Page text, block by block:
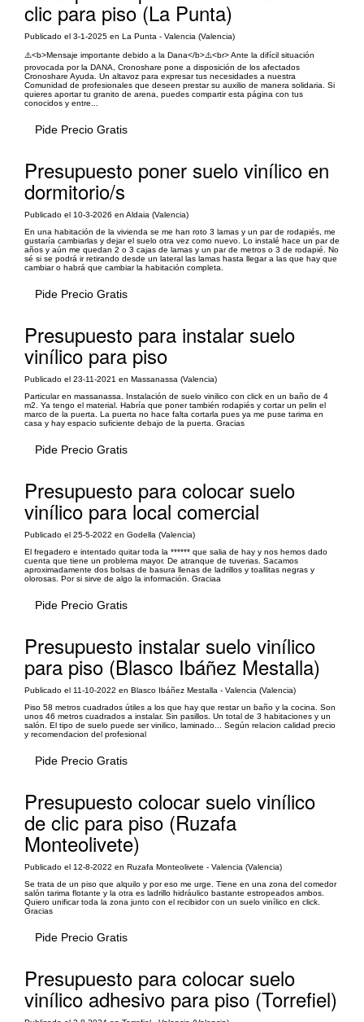
clic para piso (La Punta)
Publicado el 3-1-2025 en La Punta - Valencia (Valencia)
⚠️<b>Mensaje importante debido a la Dana</b>⚠️<br> Ante la difícil situación
provocada por la DANA, Cronoshare pone a disposición de los afectados
Cronoshare Ayuda. Un altavoz para expresar tus necesidades a nuestra
Comunidad de profesionales que deseen prestar su auxilio de manera solidaria. Si
quieres aportar tu granito de arena, puedes compartir esta página con tus
conocidos y entre...
Pide Precio Gratis
Presupuesto poner suelo vinílico en
dormitorio/s
Publicado el 10-3-2026 en Aldaia (Valencia)
En una habitación de la vivienda se me han roto 3 lamas y un par de rodapiés, me
gustaría cambiarlas y dejar el suelo otra vez como nuevo. Lo instalé hace un par de
años y aún me quedan 2 o 3 cajas de lamas y un par de metros o 3 de rodapié. No
sé si se podrá ir retirando desde un lateral las lamas hasta llegar a las que hay que
cambiar o habrá que cambiar la habitación completa.
Pide Precio Gratis
Presupuesto para instalar suelo
vinílico para piso
Publicado el 23-11-2021 en Massanassa (Valencia)
Particular en massanassa. Instalación de suelo vinilico con click en un baño de 4
m2. Ya tengo el material. Habría que poner también rodapiés y cortar un pelin el
marco de la puerta. La puerta no hace falta cortarla pues ya me puse tarima en
casa y hay espacio suficiente debajo de la puerta. Gracias
Pide Precio Gratis
Presupuesto para colocar suelo
vinílico para local comercial
Publicado el 25-5-2022 en Godella (Valencia)
El fregadero e intentado quitar toda la ****** que salia de hay y nos hemos dado
cuenta que tiene un problema mayor. De atranque de tuverias. Sacamos
aproximadamente dos bolsas de basura llenas de ladrillos y toallitas negras y
olorosas. Por si sirve de algo la información. Graciaa
Pide Precio Gratis
Presupuesto instalar suelo vinílico
para piso (Blasco Ibáñez Mestalla)
Publicado el 11-10-2022 en Blasco Ibáñez Mestalla - Valencia (Valencia)
Piso 58 metros cuadrados útiles a los que hay que restar un baño y la cocina. Son
unos 46 metros cuadrados a instalar. Sin pasillos. Un total de 3 habitaciones y un
salón. El tipo de suelo puede ser vinilico, laminado... Según relacion calidad precio
y recomendacion del profesional
Pide Precio Gratis
Presupuesto colocar suelo vinílico
de clic para piso (Ruzafa
Monteolivete)
Publicado el 12-8-2022 en Ruzafa Monteolivete - Valencia (Valencia)
Se trata de un piso que alquilo y por eso me urge. Tiene en una zona del comedor
salón tarima flotante y la otra es ladrillo hidráulico bastante estropeados ambos.
Quiero unificar toda la zona junto con el recibidor con un suelo vinílico en click.
Gracias
Pide Precio Gratis
Presupuesto para colocar suelo
vinílico adhesivo para piso (Torrefiel)